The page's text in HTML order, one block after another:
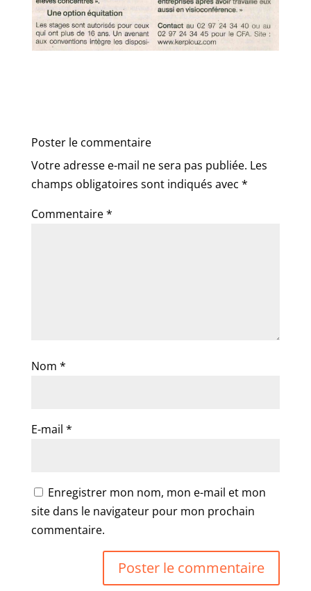
Poster le commentaire
Votre adresse e-mail ne sera pas publiée. Les
champs obligatoires sont indiqués avec *
Commentaire*
Nom *
E-mail *
Enregistrer mon nom, mon e-mail et mon
site dans le navigateur pour mon prochain
commentaire.